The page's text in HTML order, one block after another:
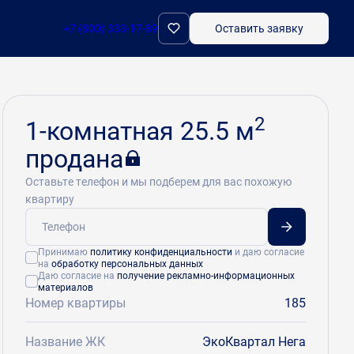
+7 (800) 333-17-89 Оставить заявку
1-комнатная 25.5 м2
продана
Оставьте телефон и мы подберем для вас похожую
квартиру
Принимаю политику конфиденциальности и даю согласие
на обработку персональных данных
Даю согласие на получение рекламно-информационных
материалов
Номер квартиры 185
Название ЖК ЭкоКвартал Нега